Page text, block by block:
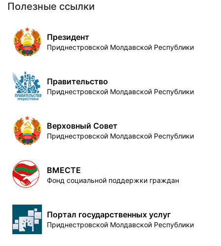
Полезные ссылки
Президент
Приднестровской Молдавской Республики
Правительство
Приднестровской Молдавской Республики
Верховный Совет
Приднестровской Молдавской Республики
ВМЕСТЕ
Фонд социальной поддержки граждан
Портал государственных услуг
Приднестровской Молдавской Республики